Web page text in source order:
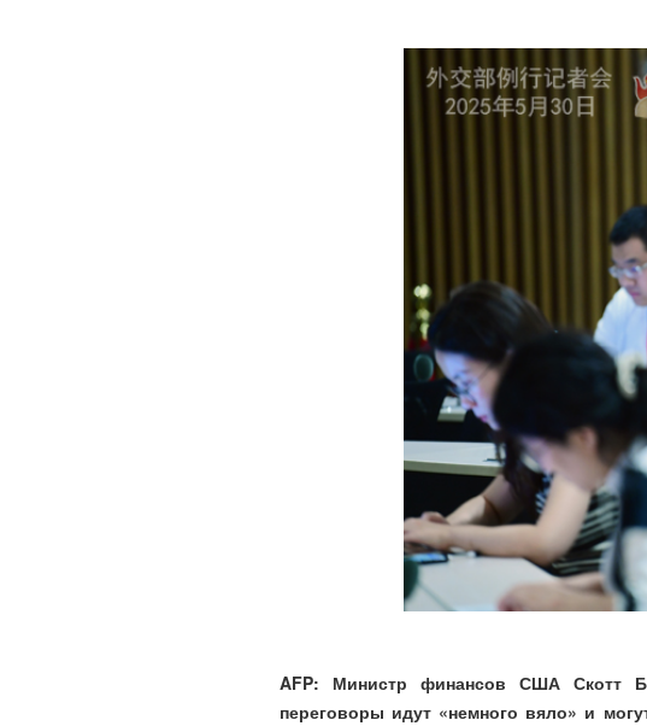
AFP: Министр финансов США Скотт
переговоры идут «немного вяло» и